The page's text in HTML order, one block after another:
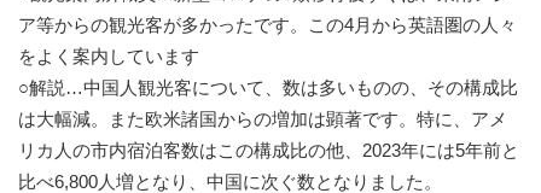
ア等からの観光客が多かったです。この4月から英語圏の人々
をよく案内しています
○解説…中国人観光客について、数は多いものの、その構成比
は大幅減。また欧米諸国からの増加は顕著です。特に、アメ
リカ人の市内宿泊客数はこの構成比の他、2023年には5年前と
比べ6,800人増となり、中国に次ぐ数となりました。